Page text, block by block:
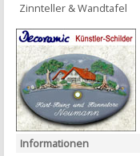
Zinnteller & Wandtafel
Informationen